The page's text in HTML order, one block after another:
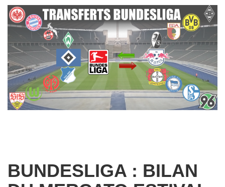
BUNDESLIGA : BILAN